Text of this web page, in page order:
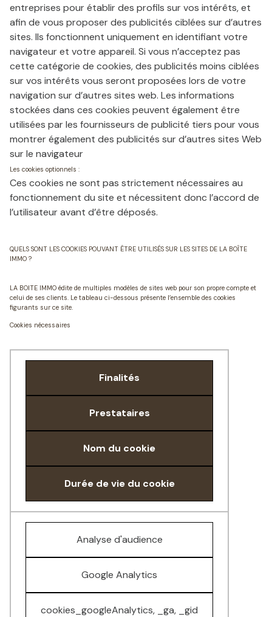
entreprises pour établir des profils sur vos intérêts, et
afin de vous proposer des publicités ciblées sur d’autres
sites. Ils fonctionnent uniquement en identifiant votre
navigateur et votre appareil. Si vous n’acceptez pas
cette catégorie de cookies, des publicités moins ciblées
sur vos intérêts vous seront proposées lors de votre
navigation sur d’autres sites web. Les informations
stockées dans ces cookies peuvent également être
utilisées par les fournisseurs de publicité tiers pour vous
montrer également des publicités sur d’autres sites Web
sur le navigateur
Les cookies optionnels :
Ces cookies ne sont pas strictement nécessaires au
fonctionnement du site et nécessitent donc l’accord de
l’utilisateur avant d’être déposés.
QUELS SONT LES COOKIES POUVANT ÊTRE UTILISÉS SUR LES SITES DE LA BOÎTE
IMMO ?
LA BOITE IMMO édite de multiples modèles de sites web pour son propre compte et
celui de ses clients. Le tableau ci-dessous présente l’ensemble des cookies
figurants sur ce site.
Cookies nécessaires
Finalités
Prestataires
Nom du cookie
Durée de vie du cookie
Analyse d'audience
Google Analytics
cookies_googleAnalytics, _ga, _gid